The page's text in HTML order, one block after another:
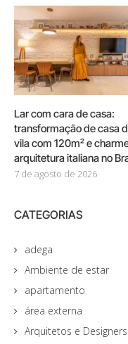
Lar com cara de casa:
transformação de casa
vila com 120m² e
arquitetura italiana no
7 de agosto de 2026
CATEGORIAS
adega
Ambiente de estar
apartamento
área externa
Arquitetos e Designers